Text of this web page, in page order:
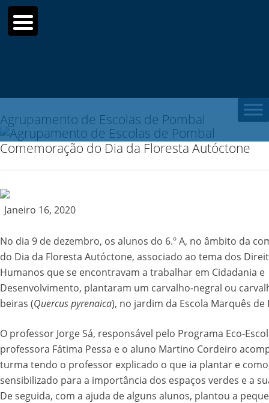
Agrupamento de Escolas de Pombal
Comemoração do Dia da Floresta Autóctone
Janeiro 16, 2020
No dia 9 de dezembro, os alunos do 6.º A, no âmbito da
do Dia da Floresta Autóctone, associado ao tema dos
Humanos que se encontravam a trabalhar em Cidadania e
Desenvolvimento, plantaram um carvalho-negral ou
beiras (Quercus pyrenaica), no jardim da Escola Marquês de
O professor Jorge Sá, responsável pelo Programa Eco-
professora Fátima Pessa e o aluno Martino Cordeiro
turma tendo o professor explicado o que ia plantar e
sensibilizado para a importância dos espaços verdes e a
De seguida, com a ajuda de alguns alunos, plantou a